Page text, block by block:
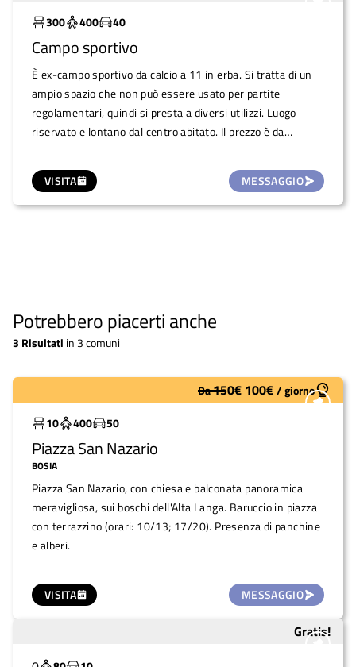
VISITA MESSAGGIO
300
400 40
Campo sportivo
È ex-campo sportivo da calcio a 11 in erba. Si tratta di un
ampio spazio che non può essere usato per partite
regolamentari, quindi si presta a diversi utilizzi. Luogo
riservato e lontano dal centro abitato. Il prezzo è da
comune come atterraggio elicottero di emergenza
(elisoccorso).
Potrebbero piacerti anche
3 Risultati in 3 comuni
VISITA MESSAGGIO
Molto utilizzato Da150€ 100€/giorno
10
400 50
Piazza San Nazario
BOSIA
Piazza San Nazario, con chiesa e balconata panoramica
meravigliosa, sui boschi dell'Alta Langa. Baruccio in piazza
con terrazzino (orari: 10/13; 17/20). Presenza di panchine
e alberi.
Gratis!